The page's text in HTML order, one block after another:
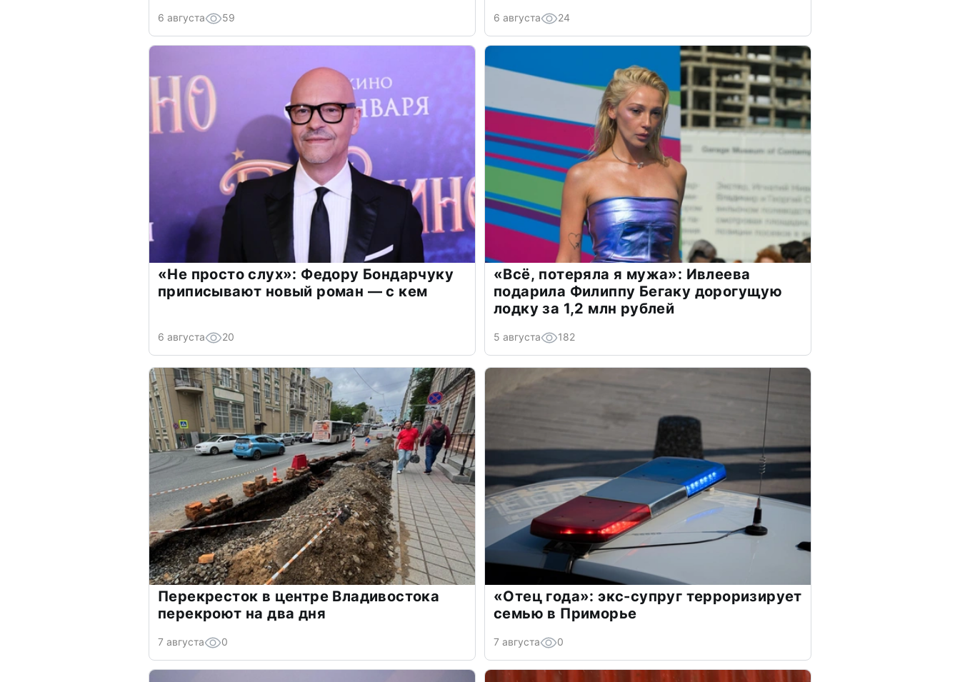
6 августа 59 6 августа 24
«Не просто слух»: Федору Бондарчуку
приписывают новый роман — с кем
6 августа 20
«Всё, потеряла я мужа»: Ивлеева
подарила Филиппу Бегаку дорогущую
лодку за 1,2 млн рублей
5 августа 182
Перекресток в центре Владивостока
перекроют на два дня
7 августа 0
«Отец года»: экс-супруг терроризирует
семью в Приморье
7 августа 0